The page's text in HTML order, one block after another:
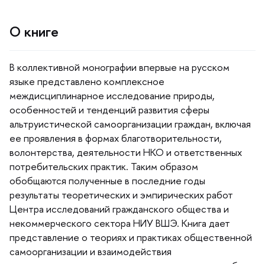
О книге
коллективной монографии впервые на русском
языке представлено комплексное
междисциплинарное исследование природы,
особенностей и тенденций развития сферы
альтруистической самоорганизации граждан, включая
ее проявления в формах благотворительности,
олонтерства, деятельности НКО и ответственных
потребительских практик. Таким образом
обобщаются полученные в последние годы
результаты теоретических и эмпирических работ
Центра исследований гражданского общества и
некоммерческого сектора НИУ ВШЭ. Книга дает
представление о теориях и практиках общественной
самоорганизации и взаимодействия